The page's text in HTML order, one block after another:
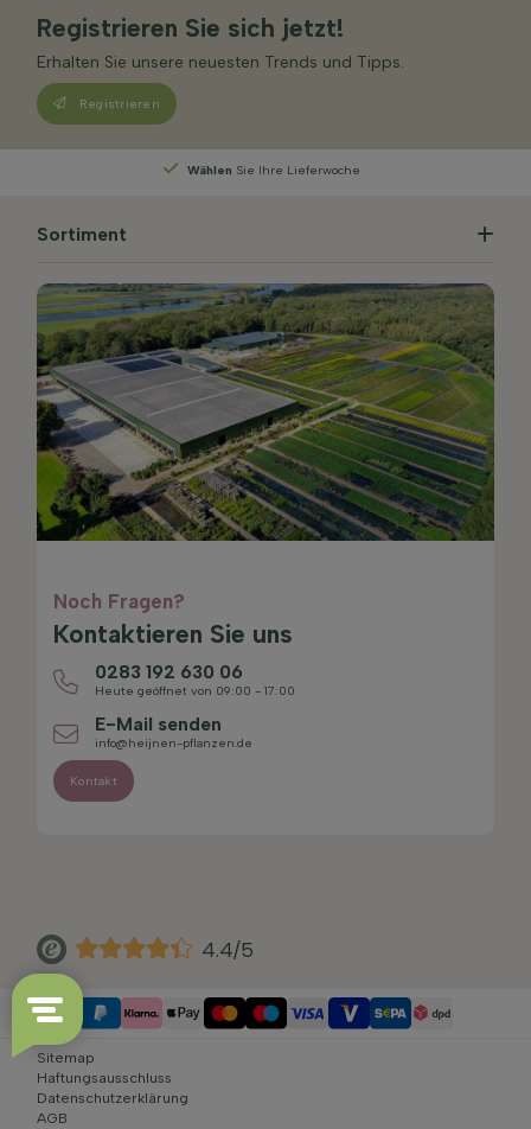
Registrieren Sie sich jetzt!
Erhalten Sie unsere neuesten Trends und Tipps.
Registrieren
Wählen Sie Ihre Lieferwoche
Sortiment
Noch Fragen?
Kontaktieren Sie uns
0283 192 630 06
Heute geöffnet von 09:00 - 17:00
E-Mail senden
info@heijnen-pflanzen.de
Kontakt
4.4/5
Sitemap
Haftungsausschluss
Datenschutzerklärung
AGB